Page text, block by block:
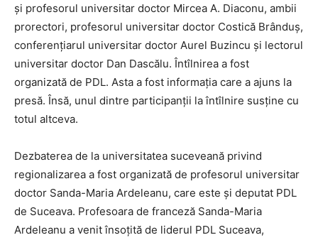
şi profesorul universitar doctor Mircea A. Diaconu, ambii
prorectori, profesorul universitar doctor Costică Brânduş,
conferenţiarul universitar doctor Aurel Buzincu şi lectorul
universitar doctor Dan Dascălu. Întîlnirea a fost
organizată de PDL. Asta a fost informaţia care a ajuns la
presă. Însă, unul dintre participanţii la întîlnire susţine cu
totul altceva.
Dezbaterea de la universitatea suceveană privind
regionalizarea a fost organizată de profesorul universitar
doctor Sanda-Maria Ardeleanu, care este şi deputat PDL
de Suceava. Profesoara de franceză Sanda-Maria
Ardeleanu a venit însoţită de liderul PDL Suceava,